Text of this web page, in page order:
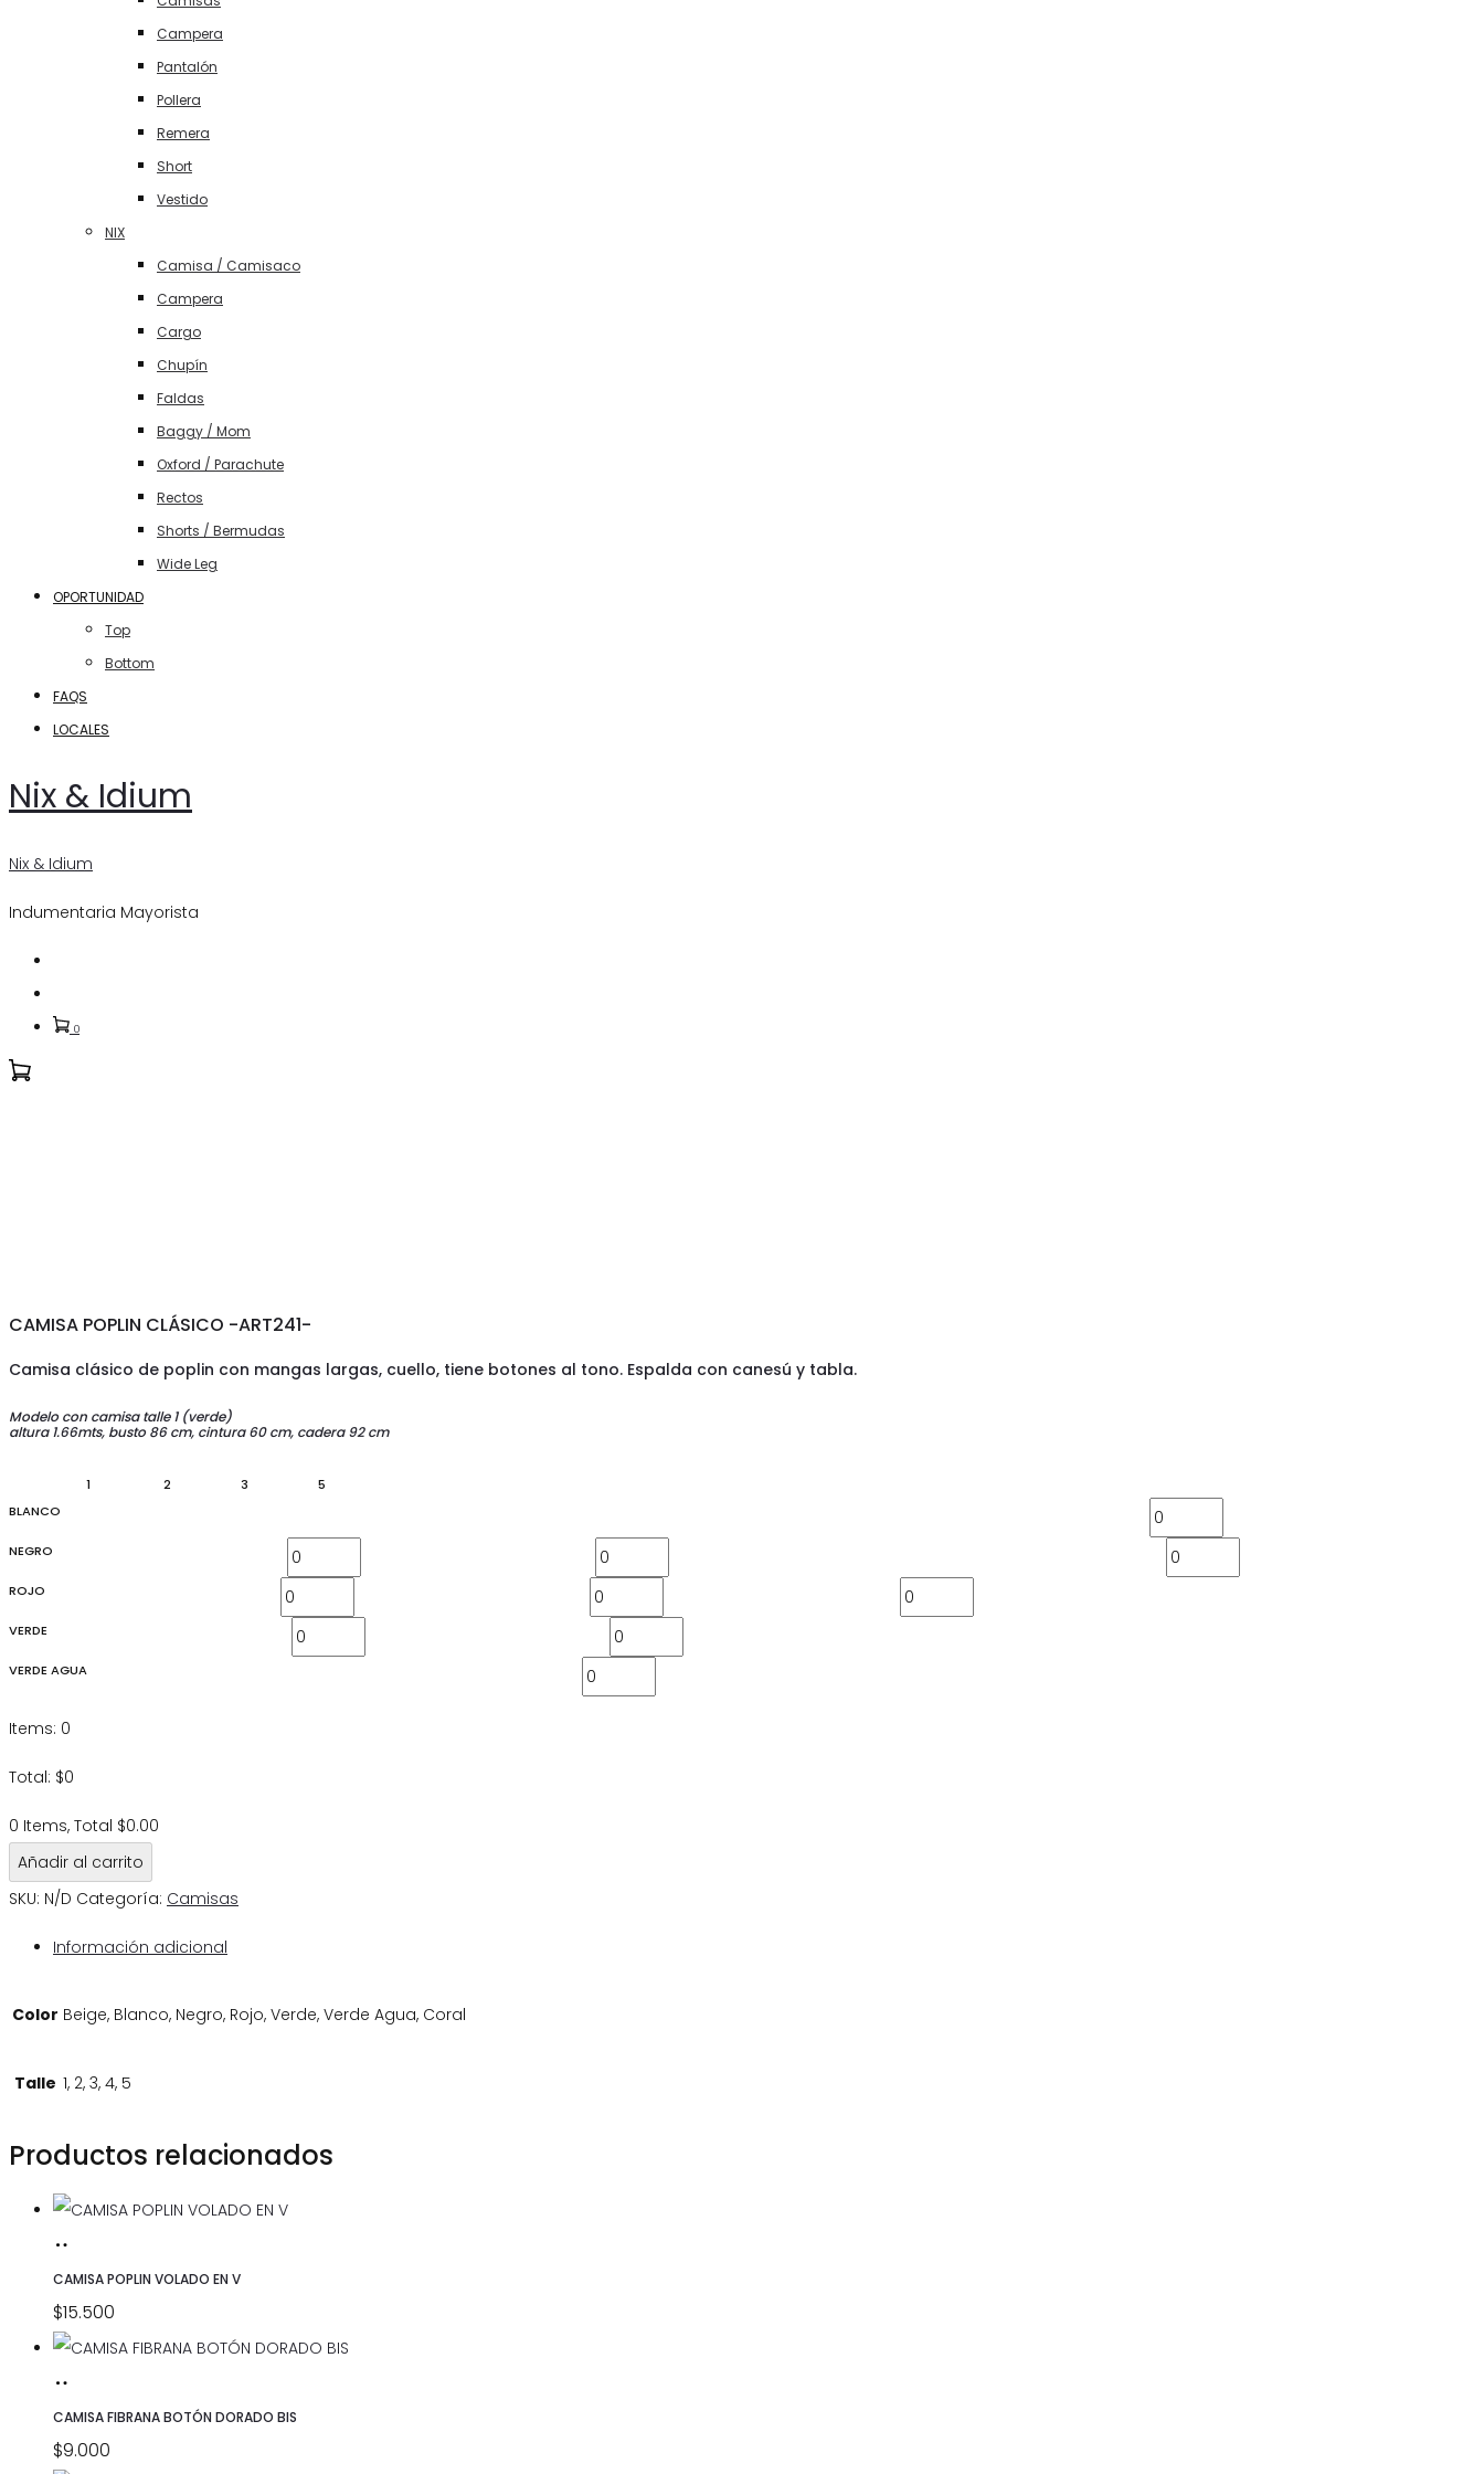
Campera
Pantalón
Pollera
Remera
Short
Vestido
NIX
Camisa / Camisaco
Campera
Cargo
Chupín
Faldas
Baggy / Mom
Oxford / Parachute
Rectos
Shorts / Bermudas
Wide Leg
OPORTUNIDAD
Top
Bottom
FAQS
LOCALES
Nix & Idium
Nix & Idium
Indumentaria Mayorista
0
CAMISA POPLIN CLÁSICO -ART241-
Camisa clásico de poplin con mangas largas, cuello, tiene botones al tono. Espalda con canesú y tabla.
Modelo con camisa talle 1 (verde)
altura 1.66mts, busto 86 cm, cintura 60 cm, cadera 92 cm
1 2 3
5
BLANCO
NEGRO
ROJO
VERDE
VERDE AGUA
Items: 0
Total: $0
0 Items, Total $0.00
Añadir al carrito
SKU: N/D Categoría: Camisas
Información adicional
Color Beige, Blanco, Negro, Rojo, Verde, Verde Agua, Coral
Talle 1, 2, 3, 4, 5
Productos relacionados
OPCIONES
producto
tiene
múltiples
Las
opciones
CAMISA POPLIN VOLADO EN V
$15.500
OPCIONES
producto
tiene
CAMISA FIBRANA BOTÓN DORADO BIS
$9.000